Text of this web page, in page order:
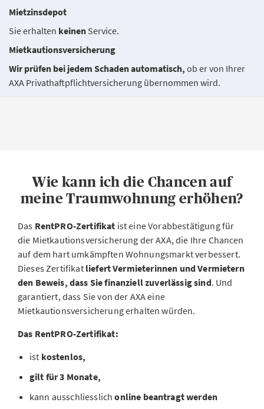
Mietzinsdepot
Sie erhalten keinen Service.
Mietkautionsversicherung
Wir prüfen bei jedem Schaden automatisch, ob er von Ihrer
AXA Privathaftpflichtversicherung übernommen wird.
Wie kann ich die Chancen auf
meine Traumwohnung erhöhen?
Das RentPRO-Zertifikat ist eine Vorabbestätigung für
die Mietkautionsversicherung der AXA, die Ihre Chancen
auf dem hart umkämpften Wohnungsmarkt verbessert.
Dieses Zertifikatliefert Vermieterinnen und Vermietern
den Beweis, dass Sie finanziell zuverlässig sind. Und
garantiert, dass Sie von der AXA eine
Mietkautionsversicherung erhalten würden.
Das RentPRO-Zertifikat:
ist kostenlos,
gilt für 3 Monate,
kann ausschliesslichonline beantragt werden